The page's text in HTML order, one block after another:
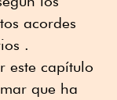
acordes
.
este capítulo
que ha